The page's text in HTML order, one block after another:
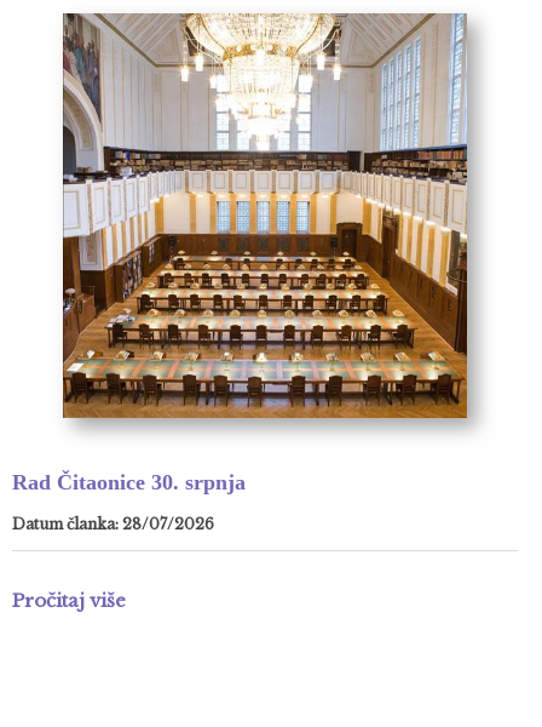
Rad Čitaonice 30. srpnja
Datum članka: 28/07/2026
Pročitaj više